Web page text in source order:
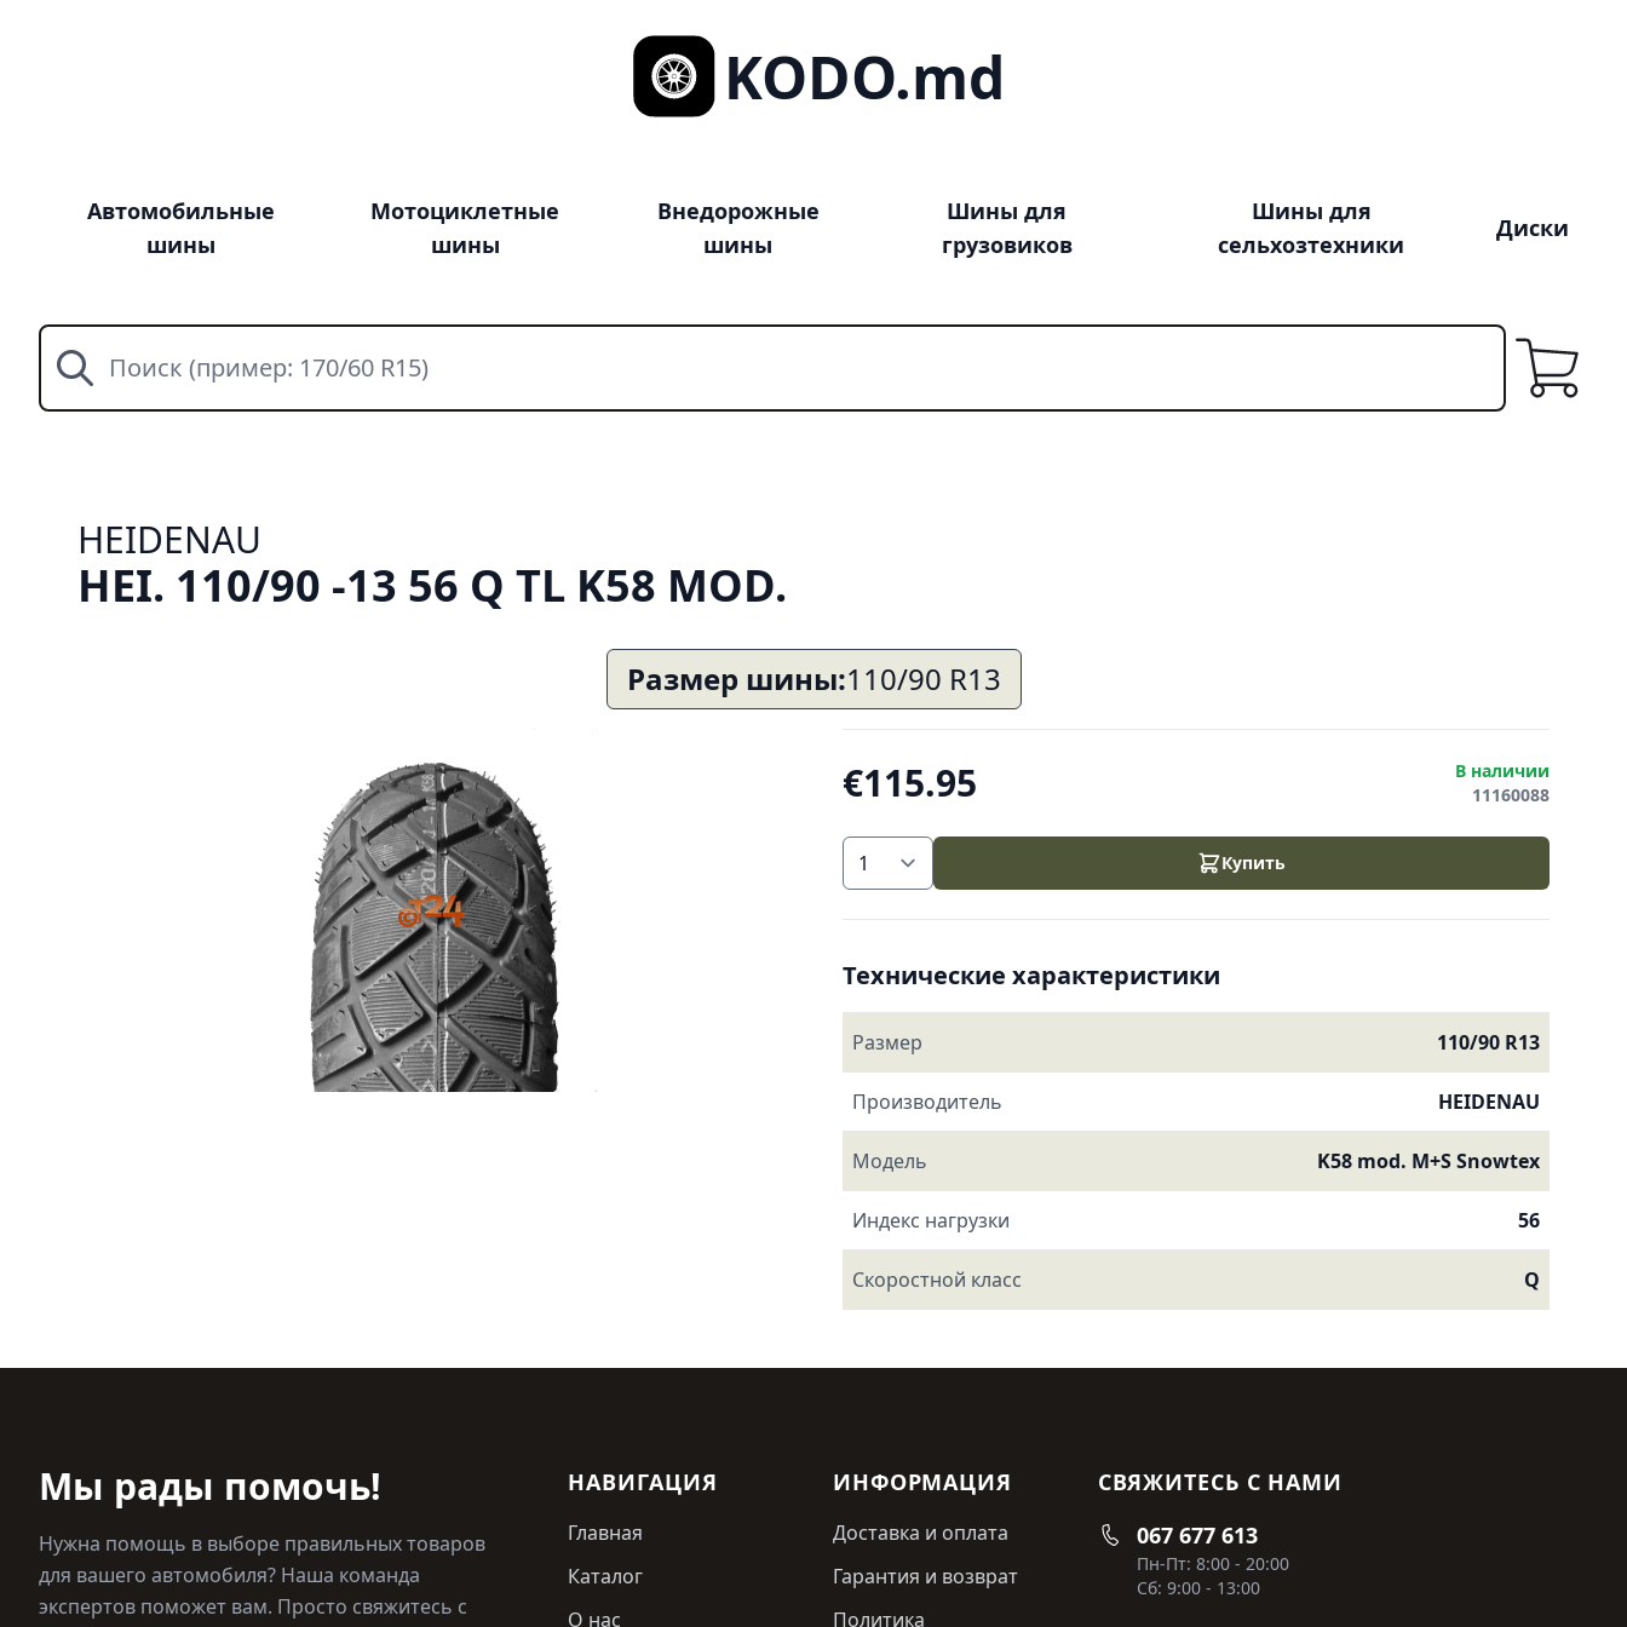
KODO.md
Автомобильные
шины
Мотоциклетные
шины
Внедорожные
шины
Шины для
грузовиков
Шины для
сельхозтехники
Диски
Поиск
Корзина
HEIDENAU
HEI. 110/90 -13 56 Q TL K58 MOD.
Размер шины:110/90 R13
€115.95
В наличии
11160088
Купить
Технические характеристики
Размер 110/90 R13
Производитель HEIDENAU
Модель K58 mod. M+S Snowtex
Индекс нагрузки 56
Скоростной класс Q
Мы рады помочь!
Нужна помощь в выборе правильных товаров
для вашего автомобиля? Наша команда
экспертов поможет вам. Просто свяжитесь с
НАВИГАЦИЯ
Главная
Каталог
О нас
ИНФОРМАЦИЯ
Доставка и оплата
Гарантия и возврат
Политика
СВЯЖИТЕСЬ С НАМИ
067 677 613
Пн-Пт: 8:00 - 20:00
Сб: 9:00 - 13:00